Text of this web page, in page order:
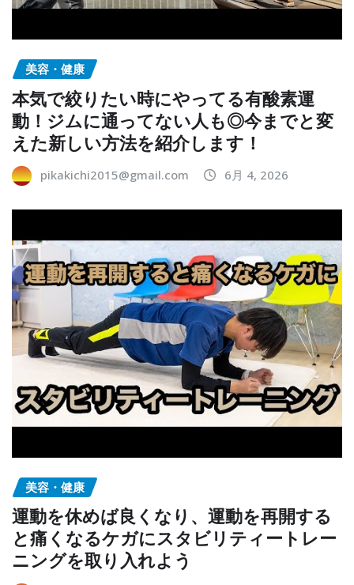
美容・健康
本気で絞りたい時にやってる有酸素運
動！ジムに通ってない人も◎今までと変
えた新しい方法を紹介します！
pikakichi2015@gmail.com 6月 4, 2026
美容・健康
運動を休めば良くなり、運動を再開する
と痛くなるケガにスタビリティートレー
ニングを取り入れよう